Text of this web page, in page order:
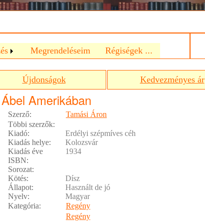
Megrendeléseim Régiségek ...
Újdonságok Kedvezményes ár
Ábel Amerikában
Szerző:
Tamási Áron
Többi szerzők:
Kiadó:
Erdélyi szépmíves céh
Kiadás helye:
Kolozsvár
Kiadás éve
1934
ISBN:
Sorozat:
Kötés:
Dísz
Állapot:
Használt de jó
Nyelv:
Magyar
Kategória:
Regény
Regény